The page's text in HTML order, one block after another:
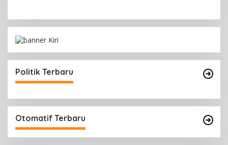
Politik Terbaru
Otomatif Terbaru